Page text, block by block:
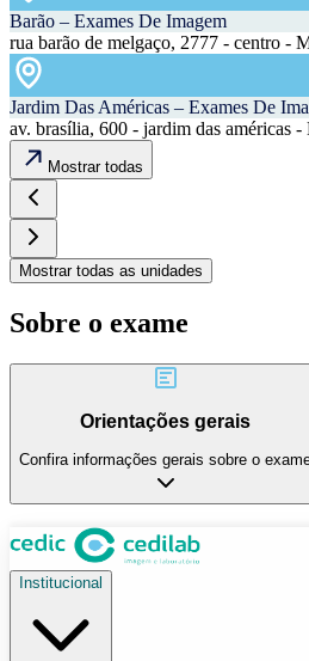
Barão – Exames De Imagem
rua barão de melgaço, 2777 - centro -
Jardim Das Américas – Exames De
av. brasília, 600 - jardim das américas -
Mostrar todas
Mostrar todas as unidades
Sobre o exame
Orientações gerais
Confira informações gerais sobre o
Institucional